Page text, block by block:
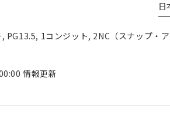
日
PG13.5, 1コンジット, 2NC（スナップ・
情報更新